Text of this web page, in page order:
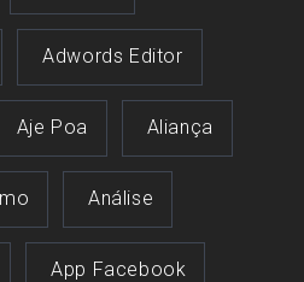
Adwords Editor
Aje Poa Aliança
Análise
App Facebook